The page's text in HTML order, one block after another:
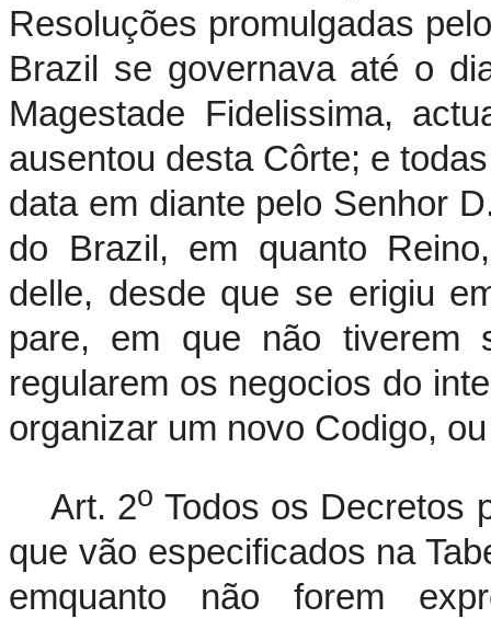
Resoluções promulgadas
Brazil se governava até o
Magestade Fidelissima,
ausentou desta Côrte; e
data em diante pelo Senhor
do Brazil, em quanto
delle, desde que se erigiu
pare, em que não tiverem
regularem os negocios do
organizar um novo Codigo,
Art. 2o Todos os Decretos
que vão especificados na
emquanto não forem